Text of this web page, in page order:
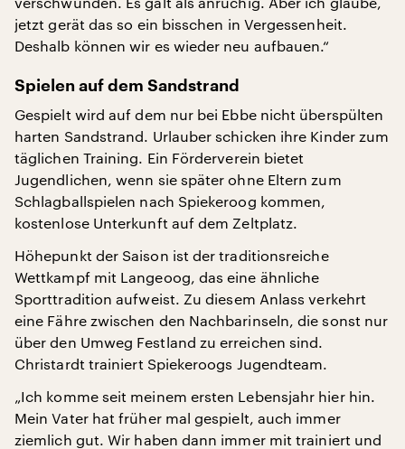
jetzt gerät das so ein bisschen in Vergessenheit.
Deshalb können wir es wieder neu aufbauen.“
Spielen auf dem Sandstrand
Gespielt wird auf dem nur bei Ebbe nicht überspülten
harten Sandstrand. Urlauber schicken ihre Kinder zum
täglichen Training. Ein Förderverein bietet
Jugendlichen, wenn sie später ohne Eltern zum
Schlagballspielen nach Spiekeroog kommen,
kostenlose Unterkunft auf dem Zeltplatz.
Höhepunkt der Saison ist der traditionsreiche
Wettkampf mit Langeoog, das eine ähnliche
Sporttradition aufweist. Zu diesem Anlass verkehrt
eine Fähre zwischen den Nachbarinseln, die sonst nur
über den Umweg Festland zu erreichen sind.
Christardt trainiert Spiekeroogs Jugendteam.
„Ich komme seit meinem ersten Lebensjahr hier hin.
Mein Vater hat früher mal gespielt, auch immer
ziemlich gut. Wir haben dann immer mit trainiert und